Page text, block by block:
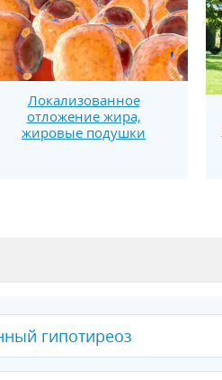
Локализованное
отложение жира,
жировые подушки
гипотиреоз